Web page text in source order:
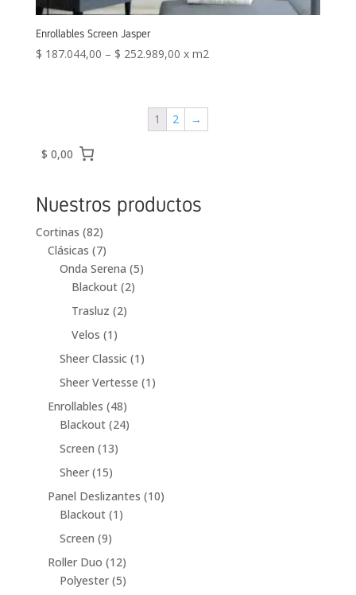
Enrollables Screen Jasper
$ 187.044,00 – $ 252.989,00 x m2
1 2 →
$ 0,00
Nuestros productos
Cortinas 8282
productos
Clásicas 77
productos
Onda Serena 55
Blackout 22
Trasluz 22
Velos 1 1
producto
Sheer Classic 1 1
producto
Sheer Vertesse 1 1
Enrollables 4848
productos
Blackout 2424
Screen 1313
Sheer 1515
productos
Panel Deslizantes 1010
Blackout 1 1
Screen 99
productos
Roller Duo 1212
productos
Polyester 55